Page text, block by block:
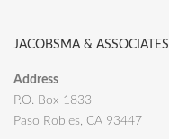
JACOBSMA & ASSOCIATES
Address
P.O. Box 1833
Paso Robles, CA 93447